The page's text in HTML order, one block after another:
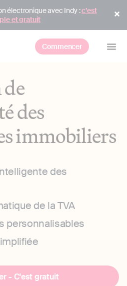
électronique avec Indy :c’est
et gratuit
Commencer
des
immobiliers
des
de la TVA
personnalisables
- C'est gratuit